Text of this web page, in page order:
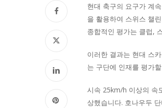
현대 축구의 요구가 계
을 활용하여 스위스 챌
종합적인 평가는 클럽,
이러한 결과는 현대 스
는 구단에 인재를 평가
시속 25km/h 이상의 속
상했습니다. 호나우두